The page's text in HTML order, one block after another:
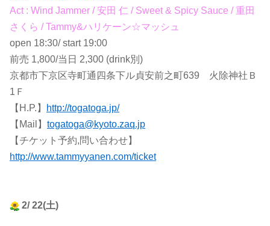
Act : Wind Jammer / 安田 仁 / Sweet & Spicy Sauce / 重田
さくら / Tammy&ハリケーン☆マッシュ
open 18:30/ start 19:00
前売 1,800/当日 2,300 (drink別)
京都市下京区寺町通四条下ル貞安前之町639 火除神社Ｂ
1Ｆ
【H.P.】
http://togatoga.jp/
【Mail】 togatoga@kyoto.zaq.jp
【チケット予約,問い合わせ】
http://www.tammyyanen.com/ticket
2/ 22(土)